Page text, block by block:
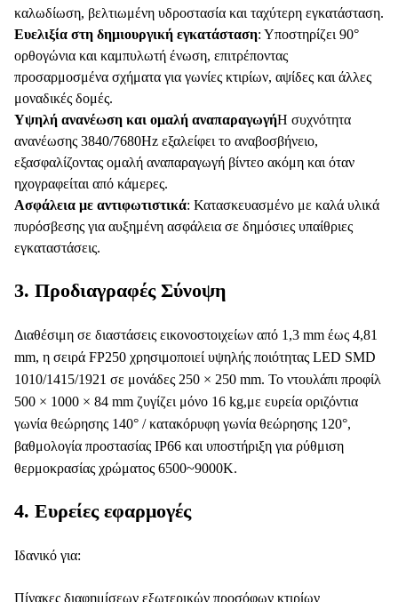
καλωδίωση, βελτιωμένη υδροστασία και ταχύτερη εγκατάσταση.
Ευελιξία στη δημιουργική εγκατάσταση: Υποστηρίζει 90°
ορθογώνια και καμπυλωτή ένωση, επιτρέποντας
προσαρμοσμένα σχήματα για γωνίες κτιρίων, αψίδες και άλλες
μοναδικές δομές.
Υψηλή ανανέωση και ομαλή αναπαραγωγήΗ συχνότητα
ανανέωσης 3840/7680Hz εξαλείφει το αναβοσβήνειο,
εξασφαλίζοντας ομαλή αναπαραγωγή βίντεο ακόμη και όταν
ηχογραφείται από κάμερες.
Ασφάλεια με αντιφωτιστικά: Κατασκευασμένο με καλά υλικά
πυρόσβεσης για αυξημένη ασφάλεια σε δημόσιες υπαίθριες
εγκαταστάσεις.
3. Προδιαγραφές Σύνοψη
Διαθέσιμη σε διαστάσεις εικονοστοιχείων από 1,3 mm έως 4,81
mm, η σειρά FP250 χρησιμοποιεί υψηλής ποιότητας LED SMD
1010/1415/1921 σε μονάδες 250 × 250 mm. Το ντουλάπι προφίλ
500 × 1000 × 84 mm ζυγίζει μόνο 16 kg,με ευρεία οριζόντια
γωνία θεώρησης 140° / κατακόρυφη γωνία θεώρησης 120°,
βαθμολογία προστασίας IP66 και υποστήριξη για ρύθμιση
θερμοκρασίας χρώματος 6500~9000K.
4. Ευρείες εφαρμογές
Ιδανικό για:
Πίνακες διαφημίσεων εξωτερικών προσόφων κτιρίων